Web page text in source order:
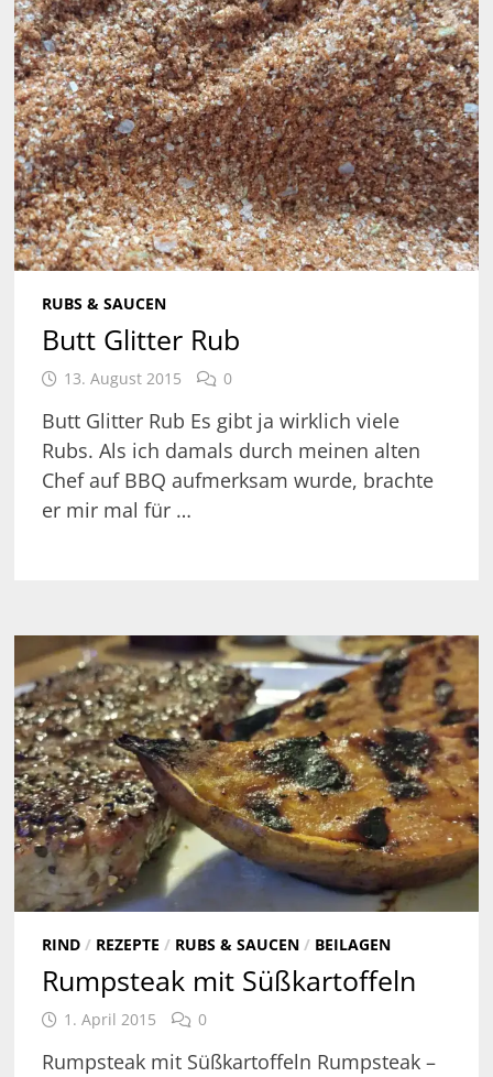
RUBS & SAUCEN
Butt Glitter Rub
13. August 2015 0
Butt Glitter Rub Es gibt ja wirklich viele
Rubs. Als ich damals durch meinen alten
Chef auf BBQ aufmerksam wurde, brachte
er mir mal für …
RIND/ REZEPTE / RUBS & SAUCEN/ BEILAGEN
Rumpsteak mit Süßkartoffeln
1. April 2015 0
Rumpsteak mit Süßkartoffeln Rumpsteak –